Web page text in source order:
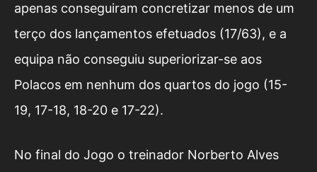
apenas conseguiram concretizar menos de um
terço dos lançamentos efetuados (17/63), e a
equipa não conseguiu superiorizar-se aos
Polacos em nenhum dos quartos do jogo (15-
19, 17-18, 18-20 e 17-22).
No final do Jogo o treinador Norberto Alves